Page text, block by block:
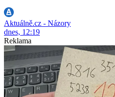
Aktuálně.cz - Názory
dnes, 12:19
Reklama